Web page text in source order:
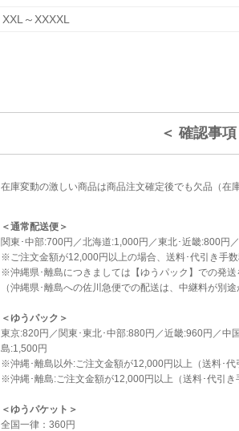
XXL～XXXXL
＜ 確認事項
在庫変動の激しい商品は商品注文確定後でも欠品（在
＜通常配送便＞
関東･中部:700円／北海道:1,000円／東北･近畿:800円
※ご注文金額が12,000円以上の場合、送料･代引き手数
※沖縄県･離島につきましては【ゆうパック】での発送
（沖縄県･離島への佐川急便での配送は、中継料が別
＜ゆうパック＞
東京:820円／関東･東北･中部:880円／近畿:960円／中
島:1,500円
※沖縄･離島以外:ご注文金額が12,000円以上（送料･代
※沖縄･離島:ご注文金額が12,000円以上（送料･代引き
＜ゆうパケット＞
全国一律：360円